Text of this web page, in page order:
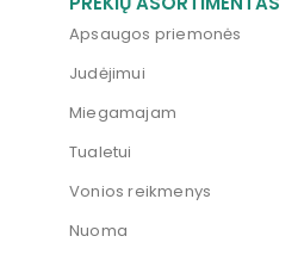
Apsaugos priemonės
Judėjimui
Miegamajam
Tualetui
Vonios reikmenys
Nuoma